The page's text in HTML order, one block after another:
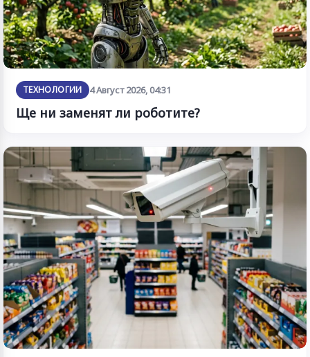
ТЕХНОЛОГИИ 4 Август 2026, 04:31
Ще ни заменят ли роботите?